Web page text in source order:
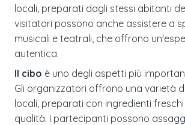
locali, preparati dagli stessi abitanti
visitatori possono anche assistere a
musicali e teatrali, che offrono
autentica.
Il cibo è uno degli aspetti più
Gli organizzatori offrono una varietà
locali, preparati con ingredienti
qualità. I partecipanti possono